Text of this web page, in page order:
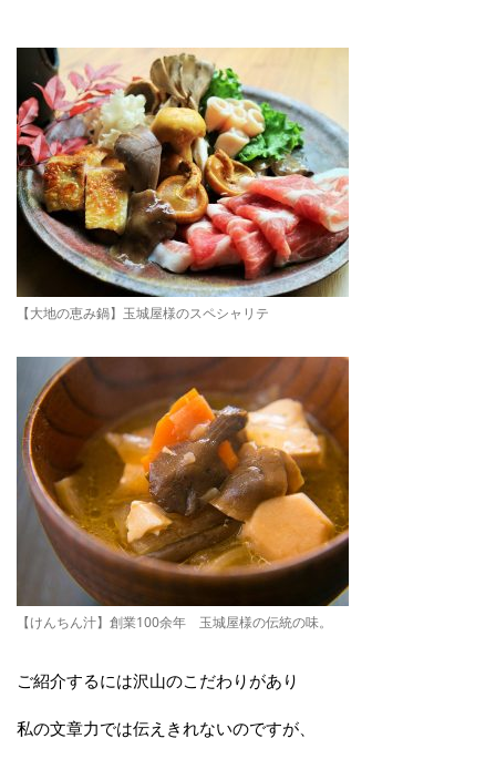
【大地の恵み鍋】玉城屋様のスペシャリテ
【けんちん汁】創業100余年 玉城屋様の伝統の味。
ご紹介するには沢山のこだわりがあり
私の文章力では伝えきれないのですが、